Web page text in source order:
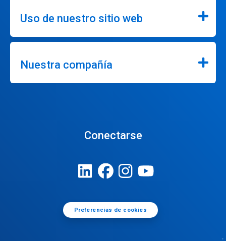
Uso de nuestro sitio web
Nuestra compañía
Conectarse
Preferencias de cookies